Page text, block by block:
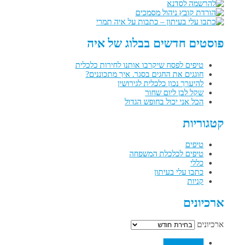
פוסטים חדשים בבלוג של איה
טיפים לפסח שיקרבו אותנו לחירות כלכלית
חוגגים את החגים בסגר. איך מתכוננים?
להיערך נכון כלכלית לגירושין
שקל לבן ליום שחור
הכל אני יכול בחופש הגדול
קטגוריות
טיפים
טיפים לכלכלת המשפחה
כללי
כתבו עלי בעיתון
קניות
ארכיונים
ארכיונים